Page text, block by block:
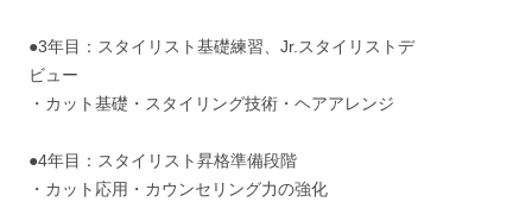
●3年目：スタイリスト基礎練習、Jr.スタイリストデ
ビュー
・カット基礎・スタイリング技術・ヘアアレンジ
●4年目：スタイリスト昇格準備段階
・カット応用・カウンセリング力の強化